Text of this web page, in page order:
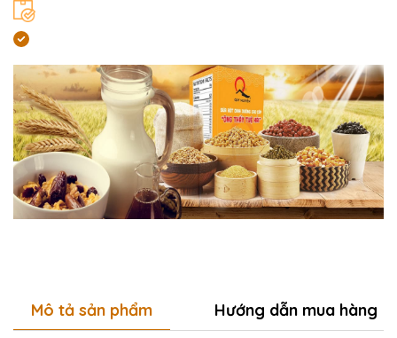
Mô tả sản phẩm Hướng dẫn mua hàng